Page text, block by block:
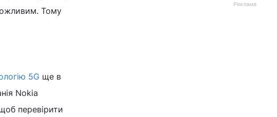
Тому
5G ще в
Nokia
перевірити
Реклама